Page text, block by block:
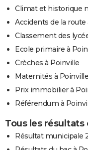
Climat et historique
Accidents de la route
Classement des
Ecole primaire à
Crèches à Poinville
Maternités à Poinville
Prix immobilier à
Référendum à
Tous les résultats
Résultat municipale